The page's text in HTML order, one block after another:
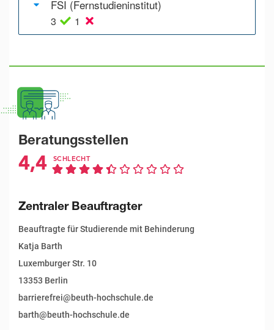
FSI (Fernstudieninstitut)
3 1
Beratungsstellen
4,4 SCHLECHT
Zentraler Beauftragter
Beauftragte für Studierende mit Behinderung
Katja Barth
Luxemburger Str. 10
13353 Berlin
barrierefrei@beuth-hochschule.de
barth@beuth-hochschule.de